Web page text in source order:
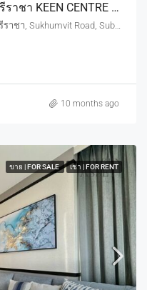
ให้เช่าคอนโด คีน กลางเมืองศรีราชา KEEN CENTRE SRIRACHA : ชั้น 32 ราคา 16,000 บาท/เดือน พร้อมอยู่
LTD. 10 months ago
ขาย | FOR SALE เช่า | FOR RENT